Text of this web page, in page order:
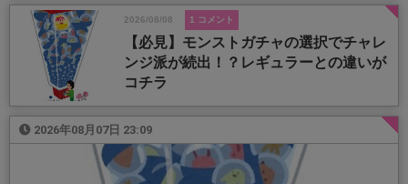
2026/08/08 1 コメント
【必見】モンストガチャの選択でチャレ
ンジ派が続出！？レギュラーとの違いが
コチラ
2026年08月07日 23:09